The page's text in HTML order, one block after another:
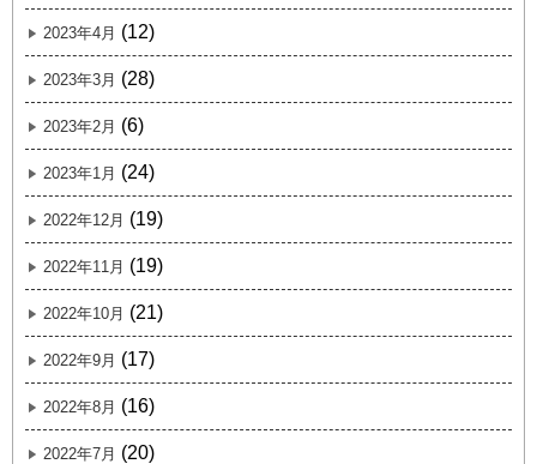
2023年4月 (12)
2023年3月 (28)
2023年2月 (6)
2023年1月 (24)
2022年12月 (19)
2022年11月 (19)
2022年10月 (21)
2022年9月 (17)
2022年8月 (16)
2022年7月 (20)